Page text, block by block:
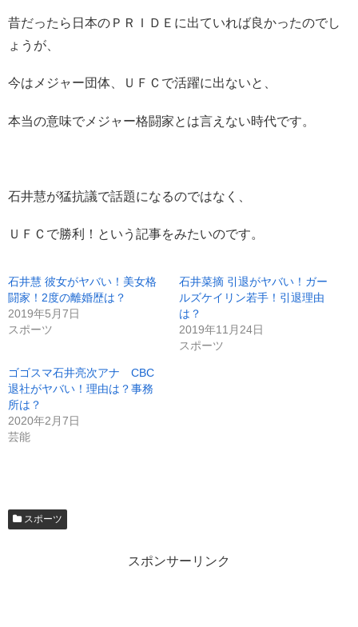
昔だったら日本のＰＲＩＤＥに出ていれば良かったのでし
ょうが、
今はメジャー団体、ＵＦＣで活躍に出ないと、
本当の意味でメジャー格闘家とは言えない時代です。
石井慧が猛抗議で話題になるのではなく、
ＵＦＣで勝利！という記事をみたいのです。
石井慧 彼女がヤバい！美女格
闘家！2度の離婚歴は？
2019年5月7日
スポーツ
石井菜摘 引退がヤバい！ガー
ルズケイリン若手！引退理由
は？
2019年11月24日
スポーツ
ゴゴスマ石井亮次アナ CBC
退社がヤバい！理由は？事務
所は？
2020年2月7日
芸能
スポーツ
スポンサーリンク